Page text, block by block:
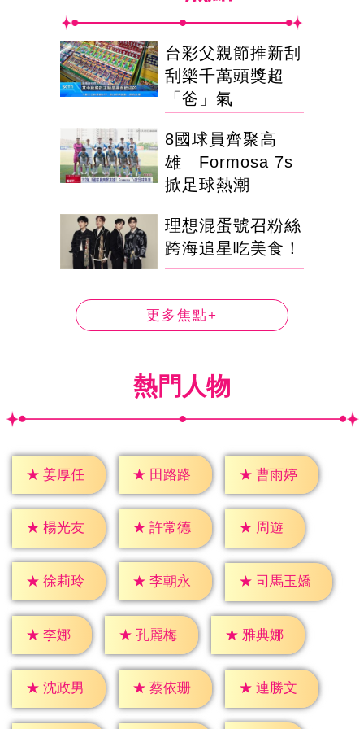
台彩父親節推新刮
刮樂千萬頭獎超
「爸」氣
8國球員齊聚高
雄 Formosa 7s
掀足球熱潮
理想混蛋號召粉絲
跨海追星吃美食！
更多焦點+
熱門人物
★ 姜厚任 ★ 田路路 ★ 曹雨婷
★ 楊光友 ★ 許常德 ★ 周遊
★ 徐莉玲 ★ 李朝永 ★ 司馬玉嬌
★ 李娜 ★ 孔麗梅 ★ 雅典娜
★ 沈政男 ★ 蔡依珊 ★ 連勝文